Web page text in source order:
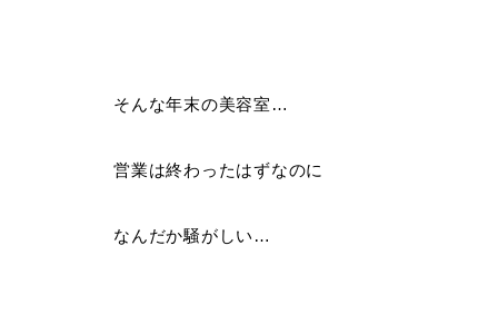
そんな年末の美容室…
営業は終わったはずなのに
なんだか騒がしい…